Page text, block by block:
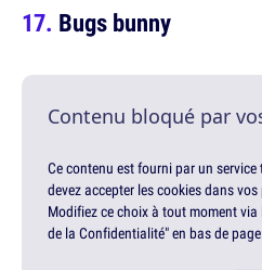
Bugs bunny
Contenu bloqué par
Ce contenu est fourni par un
devez accepter les cookies dans
Modifiez ce choix à tout moment via
de la Confidentialité" en bas de